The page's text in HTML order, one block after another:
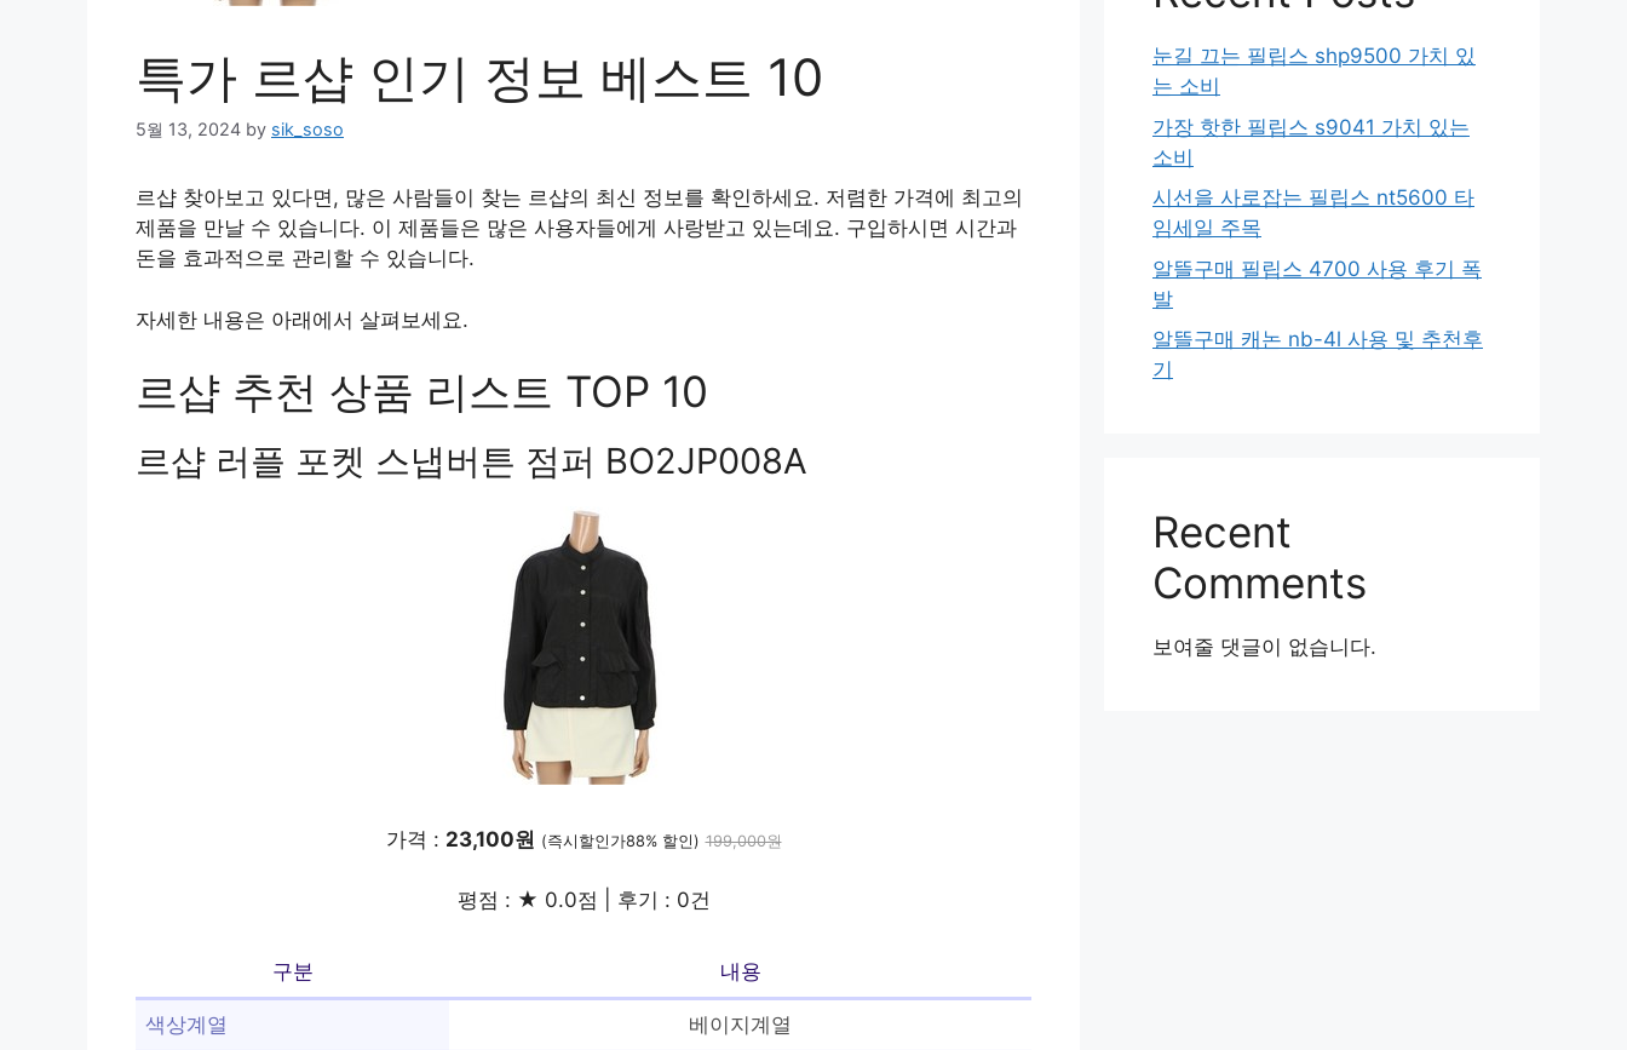
특가 르샵 인기 정보 베스트 10
5월 13, 2024 by sik_soso
르샵 찾아보고 있다면, 많은 사람들이 찾는 르샵의 최신 정보를 확인하세요. 저렴한 가격에 최고의
제품을 만날 수 있습니다. 이 제품들은 많은 사용자들에게 사랑받고 있는데요. 구입하시면 시간과
돈을 효과적으로 관리할 수 있습니다.
자세한 내용은 아래에서 살펴보세요.
르샵 추천 상품 리스트 TOP 10
르샵 러플 포켓 스냅버튼 점퍼 BO2JP008A
가격 : 23,100원 (즉시할인가88% 할인) 199,000원
평점 : ★ 0.0점 | 후기 : 0건
구분 내용
색상계열 베이지계열
눈길 끄는 필립스 shp9500 가치 있
는 소비
가장 핫한 필립스 s9041 가치 있는
소비
시선을 사로잡는 필립스 nt5600 타
임세일 주목
알뜰구매 필립스 4700 사용 후기 폭
발
알뜰구매 캐논 nb-4l 사용 및 추천후
기
Recent
Comments
보여줄 댓글이 없습니다.